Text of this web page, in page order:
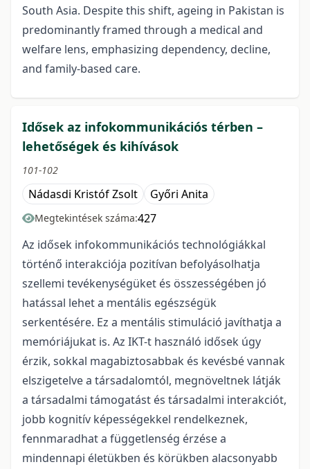
South Asia. Despite this shift, ageing in Pakistan is
predominantly framed through a medical and
welfare lens, emphasizing dependency, decline,
and family-based care.
Idősek az infokommunikációs térben –
lehetőségek és kihívások
101-102
Nádasdi Kristóf Zsolt Győri Anita
Megtekintések száma:427
Az idősek infokommunikációs technológiákkal
történő interakciója pozitívan befolyásolhatja
szellemi tevékenységüket és összességében jó
hatással lehet a mentális egészségük
serkentésére. Ez a mentális stimuláció javíthatja a
memóriájukat is. Az IKT-t használó idősek úgy
érzik, sokkal magabiztosabbak és kevésbé vannak
elszigetelve a társadalomtól, megnöveltnek látják
a társadalmi támogatást és társadalmi interakciót,
jobb kognitív képességekkel rendelkeznek,
fennmaradhat a függetlenség érzése a
mindennapi életükben és körükben alacsonyabb